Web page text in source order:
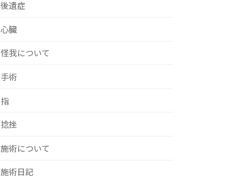
後遺症
心臓
怪我について
手術
指
捻挫
施術について
施術日記